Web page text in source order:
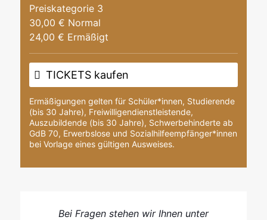
Preiskategorie 3
30,00 € Normal
24,00 € Ermäßigt
TICKETS kaufen
Ermäßigungen gelten für Schüler*innen, Studierende
(bis 30 Jahre), Freiwilligendienstleistende,
Auszubildende (bis 30 Jahre), Schwerbehinderte ab
GdB 70, Erwerbslose und Sozialhilfeempfänger*innen
bei Vorlage eines gültigen Ausweises.
Bei Fragen stehen wir Ihnen unter